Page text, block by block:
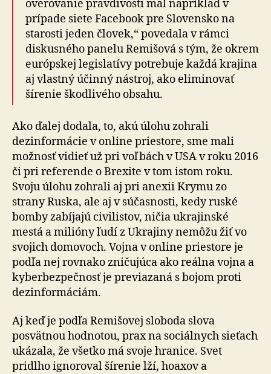
overovanie pravdivosti mal napríklad v
prípade siete Facebook pre Slovensko na
starosti jeden človek,“ povedala v rámci
diskusného panelu Remišová s tým, že okrem
európskej legislatívy potrebuje každá krajina
aj vlastný účinný nástroj, ako eliminovať
šírenie škodlivého obsahu.
Ako ďalej dodala, to, akú úlohu zohrali
dezinformácie v online priestore, sme mali
možnosť vidieť už pri voľbách v USA v roku 2016
či pri referende o Brexite v tom istom roku.
Svoju úlohu zohrali aj pri anexii Krymu zo
strany Ruska, ale aj v súčasnosti, kedy ruské
bomby zabíjajú civilistov, ničia ukrajinské
mestá a milióny ľudí z Ukrajiny nemôžu žiť vo
svojich domovoch. Vojna v online priestore je
podľa nej rovnako zničujúca ako reálna vojna a
kyberbezpečnosť je previazaná s bojom proti
dezinformáciám.
Aj keď je podľa Remišovej sloboda slova
posvätnou hodnotou, prax na sociálnych sieťach
ukázala, že všetko má svoje hranice. Svet
pridlho ignoroval šírenie lží, hoaxov a